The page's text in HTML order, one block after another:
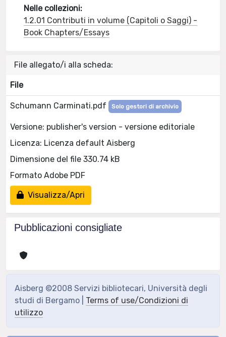
Nelle collezioni:
1.2.01 Contributi in volume (Capitoli o Saggi) -
Book Chapters/Essays
File allegato/i alla scheda:
File
Schumann Carminati.pdf Solo gestori di archivio
Versione: publisher's version - versione editoriale
Licenza: Licenza default Aisberg
Dimensione del file 330.74 kB
Formato Adobe PDF
Visualizza/Apri
Pubblicazioni consigliate
Aisberg ©2008 Servizi bibliotecari, Università degli
studi di Bergamo | Terms of use/Condizioni di
utilizzo